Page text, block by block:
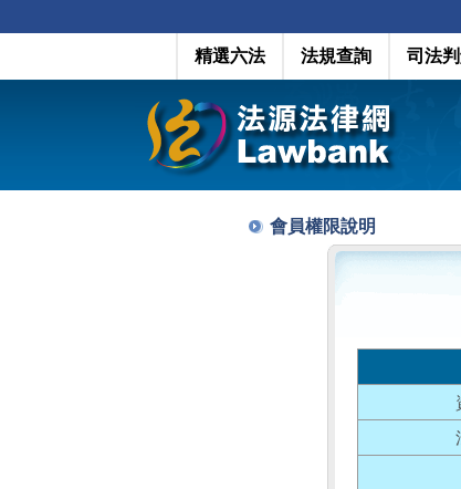
精選六法 法規查詢 司法
會員權限說明